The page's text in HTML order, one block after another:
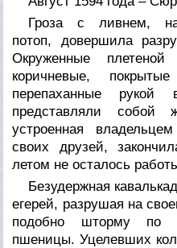
Гроза с ливнем,
потоп, довершила
Окруженные
коричневые,
перепаханные рукой
представляли собой
устроенная
своих друзей,
летом не осталось
Безудержная
егерей, разрушая на
подобно шторму по
пшеницы. Уцелевших